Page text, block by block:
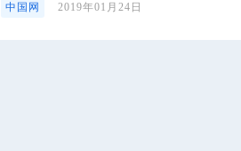
中国网 2019年01月24日